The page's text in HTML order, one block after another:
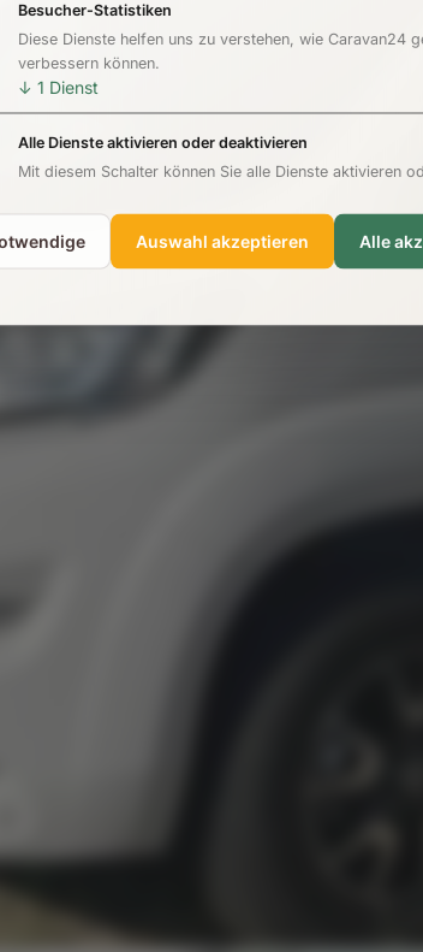
Besucher-Statistiken
Diese Dienste helfen uns zu verstehen, wie Caravan24
verbessern können.
↓ 1 Dienst
Alle Dienste aktivieren oder deaktivieren
Mit diesem Schalter können Sie alle Dienste aktivieren
Auswahl akzeptieren Alle